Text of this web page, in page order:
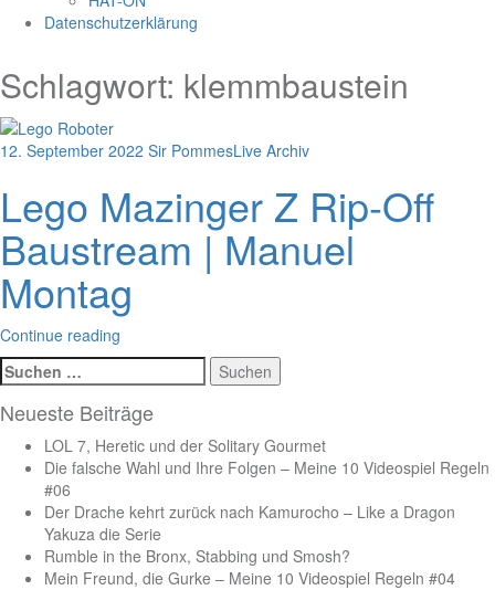
Datenschutzerklärung
Schlagwort: klemmbaustein
12. September 2022 Sir PommesLive Archiv
Lego Mazinger Z Rip-Off
Baustream | Manuel
Montag
Continue reading
Suchen
nach:
Neueste Beiträge
LOL 7, Heretic und der Solitary Gourmet
Die falsche Wahl und Ihre Folgen – Meine 10 Videospiel Regeln
#06
Der Drache kehrt zurück nach Kamurocho – Like a Dragon
Yakuza die Serie
Rumble in the Bronx, Stabbing und Smosh?
Mein Freund, die Gurke – Meine 10 Videospiel Regeln #04